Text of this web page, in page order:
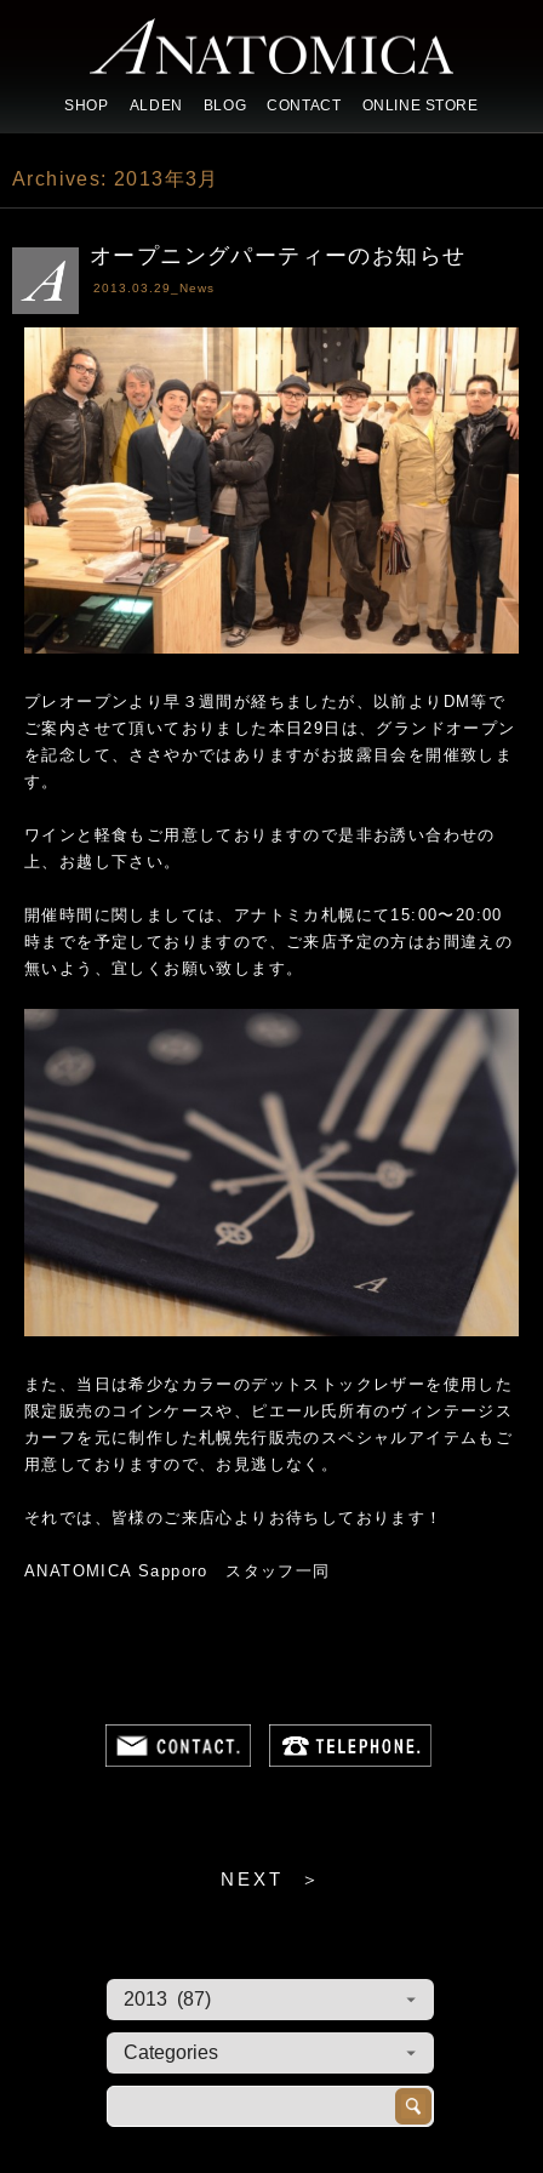
SHOP ALDEN BLOG CONTACT ONLINE STORE
Archives: 2013年3月
オープニングパーティーのお知らせ
2013.03.29_ News
プレオープンより早３週間が経ちましたが、以前よりDM等で
ご案内させて頂いておりました本日29日は、グランドオープン
を記念して、ささやかではありますがお披露目会を開催致しま
す。
ワインと軽食もご用意しておりますので是非お誘い合わせの
上、お越し下さい。
開催時間に関しましては、アナトミカ札幌にて15:00〜20:00
時までを予定しておりますので、ご来店予定の方はお間違えの
無いよう、宜しくお願い致します。
また、当日は希少なカラーのデットストックレザーを使用した
限定販売のコインケースや、ピエール氏所有のヴィンテージス
カーフを元に制作した札幌先行販売のスペシャルアイテムもご
用意しておりますので、お見逃しなく。
それでは、皆様のご来店心よりお待ちしております！
ANATOMICA Sapporo スタッフ一同
NEXT ＞